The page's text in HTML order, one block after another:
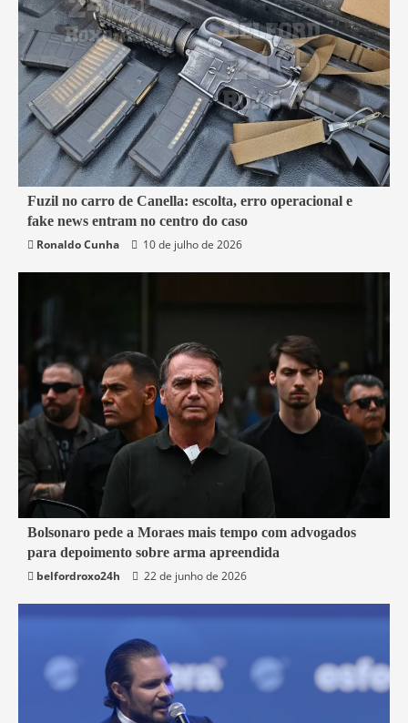
7 min read
Belford Roxo
Brasil Política Segurança
Fuzil no carro de Canella: escolta, erro operacional e
fake news entram no centro do caso
Ronaldo Cunha
10 de julho de 2026
3 min read
Brasil
Bolsonaro pede a Moraes mais tempo com advogados
para depoimento sobre arma apreendida
belfordroxo24h
22 de junho de 2026